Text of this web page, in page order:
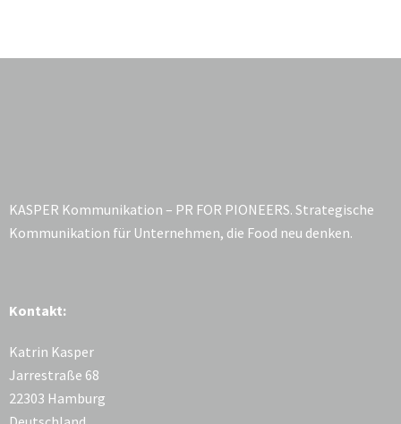
KASPER Kommunikation – PR FOR PIONEERS. Strategische
Kommunikation für Unternehmen, die Food neu denken.
Kontakt:
Katrin Kasper
Jarrestraße 68
22303 Hamburg